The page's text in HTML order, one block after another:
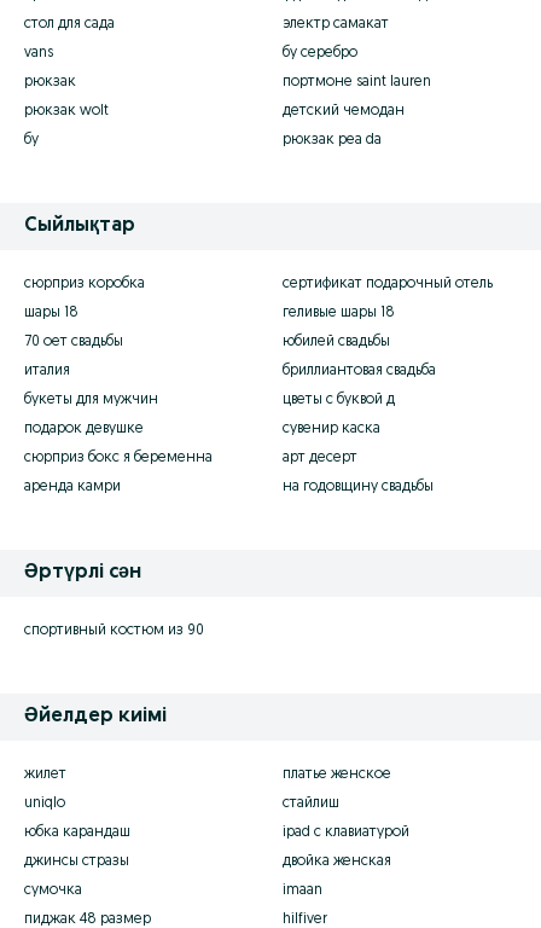
стол для сада
vans
рюкзак
рюкзак wolt
бу
электр самакат
бу серебро
портмоне saint lauren
детский чемодан
рюкзак pea da
Сыйлықтар
сюрприз коробка
шары 18
70 оет свадьбы
италия
букеты для мужчин
подарок девушке
сюрприз бокс я беременна
аренда камри
сертификат подарочный отель
геливые шары 18
юбилей свадьбы
бриллиантовая свадьба
цветы с буквой д
сувенир каска
арт десерт
на годовщину свадьбы
Əртүрлі сəн
спортивный костюм из 90
Әйелдер киімі
жилет
uniqlo
юбка карандаш
джинсы стразы
сумочка
пиджак 48 размер
платье женское
стайлиш
ipad с клавиатурой
двойка женская
imaan
hilfiver